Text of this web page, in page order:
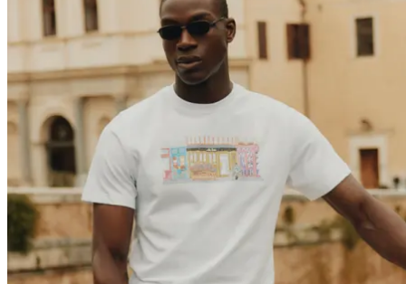
Brand
Brand Home
Collections Collaborations
Journal
LegacyLocations ResponsibilityAbout us
The Spectator’s Lounge The Paris Flagship Launch